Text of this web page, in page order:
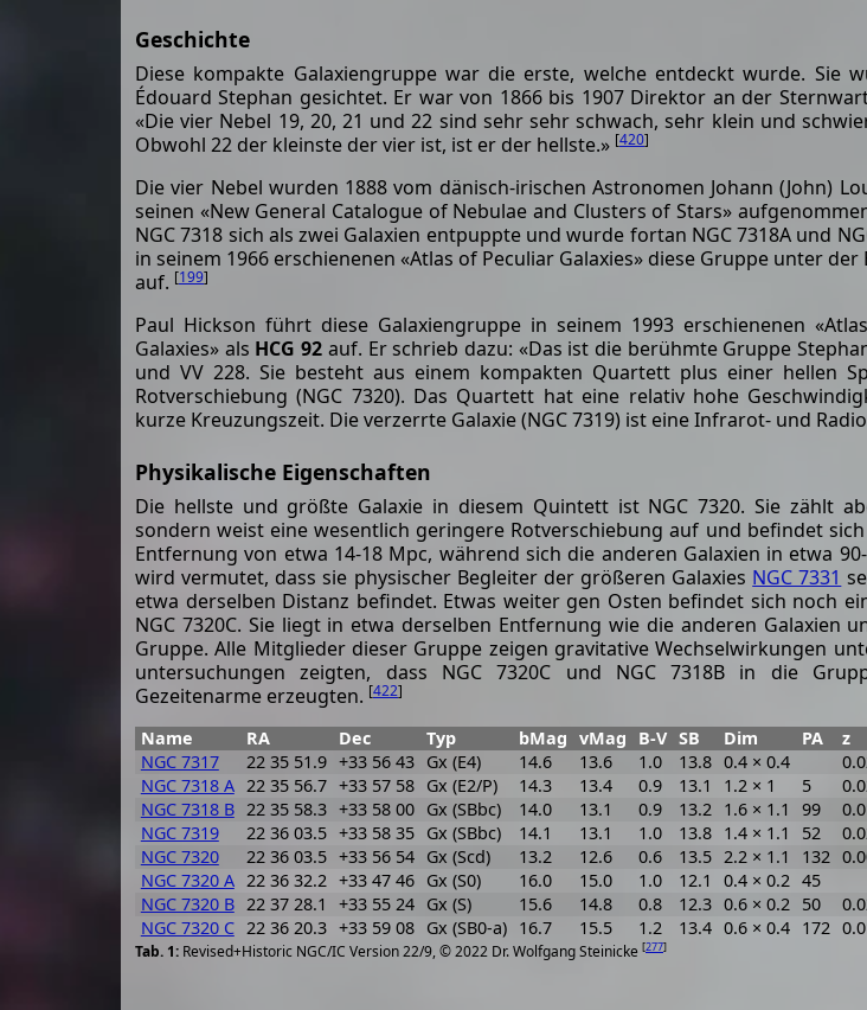
Geschichte
Diese kompakte Galaxiengruppe war die erste, welche entdeckt wurde. Sie
Édouard Stephan gesichtet. Er war von 1866 bis 1907 Direktor an der
«Die vier Nebel 19, 20, 21 und 22 sind sehr sehr schwach, sehr klein und
Obwohl 22 der kleinste der vier ist, ist er der hellste.» [420]
Die vier Nebel wurden 1888 vom dänisch-irischen Astronomen Johann (John)
seinen «New General Catalogue of Nebulae and Clusters of Stars»
NGC 7318 sich als zwei Galaxien entpuppte und wurde fortan NGC 7318A und
in seinem 1966 erschienenen «Atlas of Peculiar Galaxies» diese Gruppe unter der
auf. [199]
Paul Hickson führt diese Galaxiengruppe in seinem 1993 erschienenen
Galaxies» als HCG 92 auf. Er schrieb dazu: «Das ist die berühmte Gruppe
und VV 228. Sie besteht aus einem kompakten Quartett plus einer hellen
Rotverschiebung (NGC 7320). Das Quartett hat eine relativ hohe
kurze Kreuzungszeit. Die verzerrte Galaxie (NGC 7319) ist eine Infrarot- und
Physikalische Eigenschaften
Die hellste und größte Galaxie in diesem Quintett ist NGC 7320. Sie zählt
sondern weist eine wesentlich geringere Rotverschiebung auf und befindet
Entfernung von etwa 14-18 Mpc, während sich die anderen Galaxien in etwa
wird vermutet, dass sie physischer Begleiter der größeren Galaxies NGC 7331
etwa derselben Distanz befindet. Etwas weiter gen Osten befindet sich noch
NGC 7320C. Sie liegt in etwa derselben Entfernung wie die anderen Galaxien
Gruppe. Alle Mitglieder dieser Gruppe zeigen gravitative Wechselwirkungen
untersuchungen zeigten, dass NGC 7320C und NGC 7318B in die
Gezeitenarme erzeugten. [422]
Revised+Historic NGC/IC Version 22/9, © 2022 Dr. Wolfgang Steinicke [277]
Name RA Dec Typ bMag vMag B-V SB Dim PA z
NGC 7317
22 35 51.9 +33 56 43 Gx (E4) 14.6 13.6 1.0 13.8 0.4 × 0.4
NGC 7318 A 22 35 56.7 +33 57 58 Gx (E2/P) 14.3 13.4 0.9 13.1 1.2 × 1 5
NGC 7318 B 22 35 58.3 +33 58 00 Gx (SBbc) 14.0 13.1 0.9 13.2 1.6 × 1.1 99
NGC 7319
22 36 03.5 +33 58 35 Gx (SBbc) 14.1 13.1 1.0 13.8 1.4 × 1.1 52
NGC 7320
22 36 03.5 +33 56 54 Gx (Scd) 13.2 12.6 0.6 13.5 2.2 × 1.1 132
NGC 7320 A 22 36 32.2 +33 47 46 Gx (S0) 16.0 15.0 1.0 12.1 0.4 × 0.2 45
NGC 7320 B 22 37 28.1 +33 55 24 Gx (S) 15.6 14.8 0.8 12.3 0.6 × 0.2 50
NGC 7320 C 22 36 20.3 +33 59 08 Gx (SB0-a) 16.7 15.5 1.2 13.4 0.6 × 0.4 172